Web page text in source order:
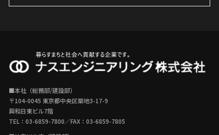
■本社（総務部/建設部）
〒104-0045 東京都中央区築地3-17-9
興和日東ビル7階
TEL： 03-6859-7800／FAX：03-6859-7805